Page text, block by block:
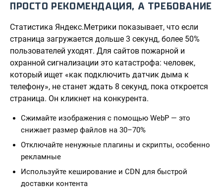
ПРОСТО РЕКОМЕНДАЦИЯ, А ТРЕБОВАНИЕ
Статистика Яндекс.Метрики показывает, что если
страница загружается дольше 3 секунд, более 50%
пользователей уходят. Для сайтов пожарной и
охранной сигнализации это катастрофа: человек,
который ищет «как подключить датчик дыма к
телефону», не станет ждать 8 секунд, пока откроется
страница. Он кликнет на конкурента.
Сжимайте изображения с помощью WebP — это
снижает размер файлов на 30–70%
Отключайте ненужные плагины и скрипты, особенно
рекламные
Используйте кеширование и CDN для быстрой
доставки контента